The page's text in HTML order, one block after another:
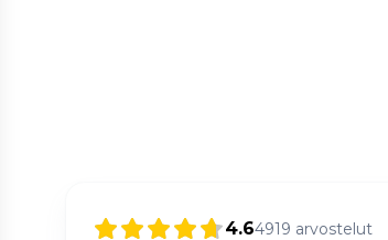
4.64919 arvostelut